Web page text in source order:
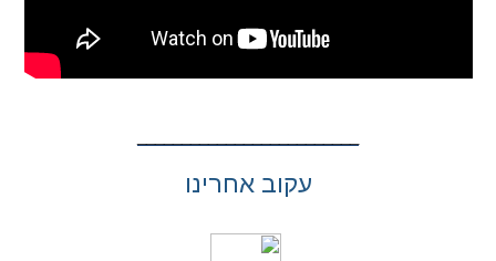
עקוב אחרינו